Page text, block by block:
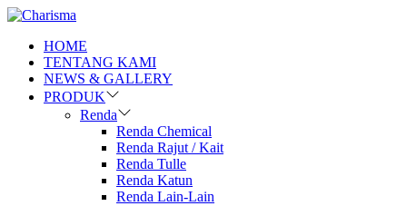
HOME
TENTANG KAMI
NEWS & GALLERY
PRODUK
Renda
Renda Chemical
Renda Rajut / Kait
Renda Tulle
Renda Katun
Renda Lain-Lain